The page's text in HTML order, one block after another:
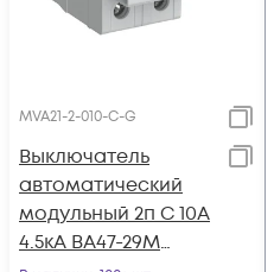
MVA21-2-010-C-G
Выключатель
автоматический
модульный 2п C 10А
4.5кА ВА47-29М